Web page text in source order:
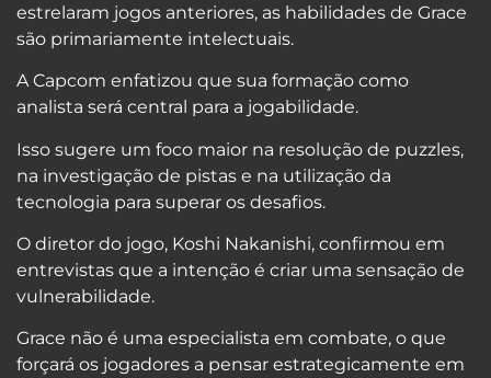
estrelaram jogos anteriores, as habilidades de Grace
são primariamente intelectuais.
A Capcom enfatizou que sua formação como
analista será central para a jogabilidade.
Isso sugere um foco maior na resolução de puzzles,
na investigação de pistas e na utilização da
tecnologia para superar os desafios.
O diretor do jogo, Koshi Nakanishi, confirmou em
entrevistas que a intenção é criar uma sensação de
vulnerabilidade.
Grace não é uma especialista em combate, o que
forçará os jogadores a pensar estrategicamente em